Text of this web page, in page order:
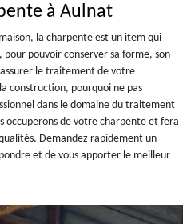
à Aulnat
la charpente est un item qui
pouvoir conserver sa forme, son
le traitement de votre
construction, pourquoi ne pas
dans le domaine du traitement
occuperons de votre charpente et fera
Demandez rapidement un
et de vous apporter le meilleur